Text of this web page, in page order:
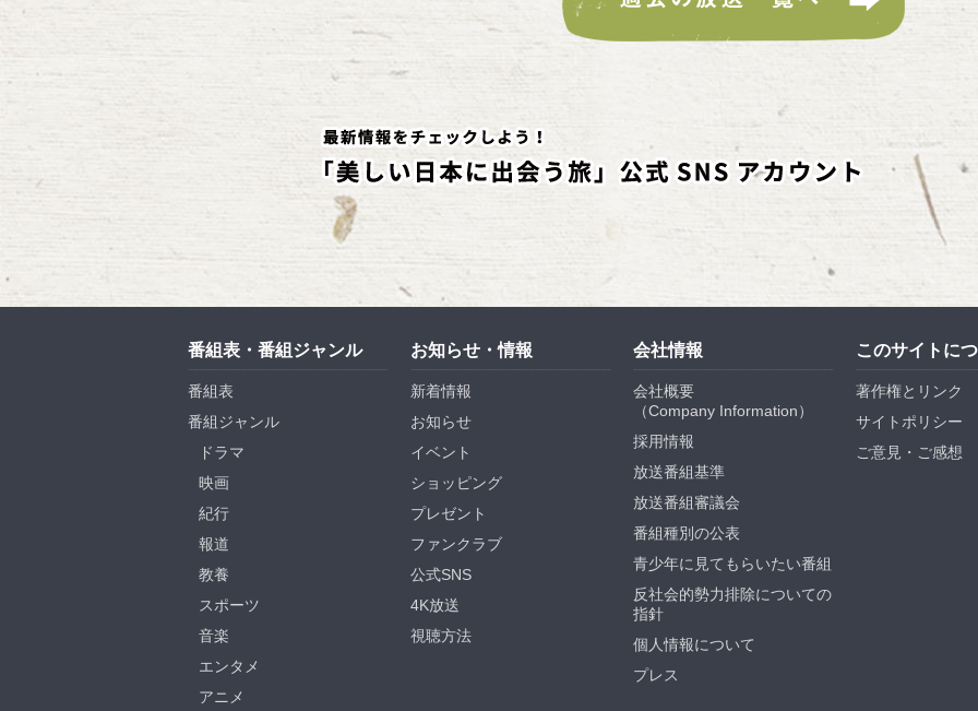
番組表・番組ジャンル
番組表
番組ジャンル
ドラマ
映画
紀行
報道
教養
スポーツ
音楽
エンタメ
アニメ
お知らせ・情報
新着情報
お知らせ
イベント
ショッピング
プレゼント
ファンクラブ
公式SNS
4K放送
視聴方法
会社情報
会社概要
（Company Information）
採用情報
放送番組基準
放送番組審議会
番組種別の公表
青少年に見てもらいたい番組
反社会的勢力排除についての
指針
個人情報について
プレス
このサイトに
著作権とリンク
サイトポリシー
ご意見・ご感想